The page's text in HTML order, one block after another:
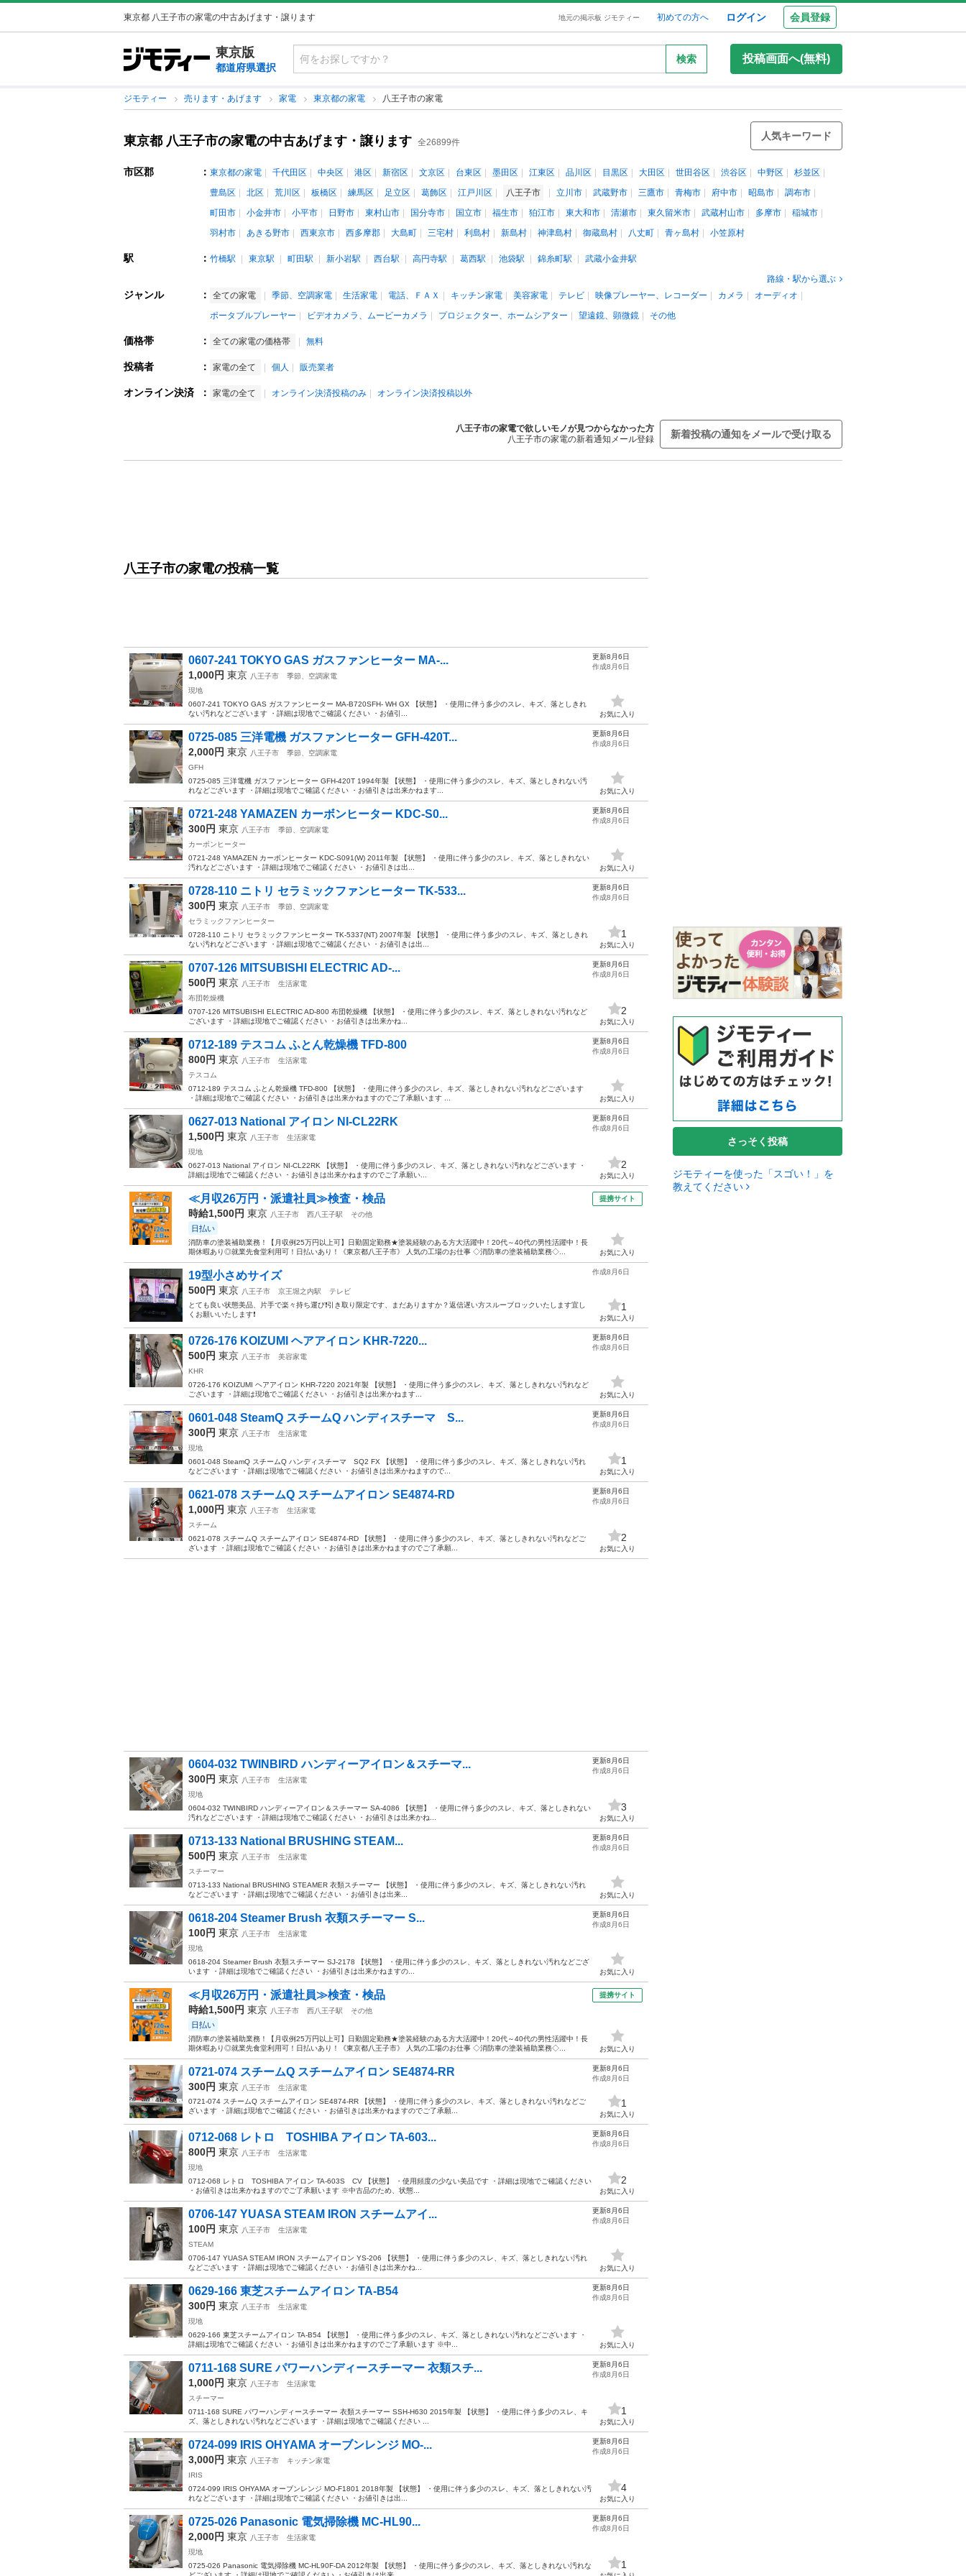
東京都 八王子市の家電の中古あげます・譲ります 地元の掲示板 ジモティー 初めての方へ ログイン 会員登録
東京版
都道府県選択
検索 投稿画面へ(無料)
ジモティー 売ります・あげます 家電 東京都の家電 八王子市の家電
東京都 八王子市の家電の中古あげます・譲ります 全26899件
人気キーワード
市区郡 ： 東京都の家電 千代田区 中央区 港区 新宿区 文京区 台東区 墨田区 江東区 品川区 目黒区 大田区 世田谷区 渋谷区 中野区
杉並区
豊島区
北区 荒川区 板橋区 練馬区 足立区 葛飾区 江戸川区 八王子市 立川市 武蔵野市 三鷹市 青梅市 府中市 昭島市
調布市
町田市
小金井市 小平市 日野市 東村山市 国分寺市 国立市 福生市 狛江市 東大和市 清瀬市 東久留米市 武蔵村山市 多摩市
稲城市
羽村市
あきる野市 西東京市 西多摩郡 大島町 三宅村 利島村 新島村 神津島村 御蔵島村 八丈町 青ヶ島村 小笠原村
駅 ： 竹橋駅 東京駅 町田駅 新小岩駅 西台駅 高円寺駅 葛西駅 池袋駅 錦糸町駅
武蔵小金井駅
路線・駅から選ぶ
ジャンル ： 全ての家電 季節、空調家電 生活家電 電話、ＦＡＸ キッチン家電 美容家電 テレビ 映像プレーヤー、レコーダー カメラ
オーディオ
ポータブルプレーヤー
ビデオカメラ、ムービーカメラ プロジェクター、ホームシアター 望遠鏡、顕微鏡 その他
価格帯 ： 全ての家電の価格帯 無料
投稿者 ： 家電の全て 個人 販売業者
オンライン決済 ： 家電の全て オンライン決済投稿のみ オンライン決済投稿以外
八王子市の家電で欲しいモノが見つからなかった方
八王子市の家電の新着通知メール登録
新着投稿の通知をメールで受け取る
八王子市の家電の投稿一覧
0607-241 TOKYO GAS ガスファンヒーター MA-...
1,000円 東京 八王子市
季節、空調家電
現地
0607-241 TOKYO GAS ガスファンヒーター MA-B720SFH- WH GX 【状態】 ・使用に伴う多少のスレ、キズ、落としきれ
ない汚れなどございます ・詳細は現地でご確認ください ・お値引...
更新8月6日
作成8月6日
お気に入り
0725-085 三洋電機 ガスファンヒーター GFH-420T...
2,000円 東京 八王子市
季節、空調家電
GFH
0725-085 三洋電機 ガスファンヒーター GFH-420T 1994年製 【状態】 ・使用に伴う多少のスレ、キズ、落としきれない汚
れなどございます ・詳細は現地でご確認ください ・お値引きは出来かねます...
更新8月6日
作成8月6日
お気に入り
0721-248 YAMAZEN カーボンヒーター KDC-S0...
300円 東京 八王子市
季節、空調家電
カーボンヒーター
0721-248 YAMAZEN カーボンヒーター KDC-S091(W) 2011年製 【状態】 ・使用に伴う多少のスレ、キズ、落としきれない
汚れなどございます ・詳細は現地でご確認ください ・お値引きは出...
更新8月6日
作成8月6日
お気に入り
0728-110 ニトリ セラミックファンヒーター TK-533...
300円 東京 八王子市
季節、空調家電
セラミックファンヒーター
0728-110 ニトリ セラミックファンヒーター TK-5337(NT) 2007年製 【状態】 ・使用に伴う多少のスレ、キズ、落としきれ
ない汚れなどございます ・詳細は現地でご確認ください ・お値引きは出...
更新8月6日
作成8月6日
1
お気に入り
0707-126 MITSUBISHI ELECTRIC AD-...
500円 東京 八王子市
生活家電
布団乾燥機
0707-126 MITSUBISHI ELECTRIC AD-800 布団乾燥機 【状態】 ・使用に伴う多少のスレ、キズ、落としきれない汚れなど
ございます ・詳細は現地でご確認ください ・お値引きは出来かね...
更新8月6日
作成8月6日
2
お気に入り
0712-189 テスコム ふとん乾燥機 TFD-800
800円 東京 八王子市
生活家電
テスコム
0712-189 テスコム ふとん乾燥機 TFD-800 【状態】 ・使用に伴う多少のスレ、キズ、落としきれない汚れなどございます
・詳細は現地でご確認ください ・お値引きは出来かねますのでご了承願います ...
更新8月6日
作成8月6日
お気に入り
0627-013 National アイロン NI-CL22RK
1,500円 東京 八王子市
生活家電
現地
0627-013 National アイロン NI-CL22RK 【状態】 ・使用に伴う多少のスレ、キズ、落としきれない汚れなどございます ・
詳細は現地でご確認ください ・お値引きは出来かねますのでご了承願い...
更新8月6日
作成8月6日
2
お気に入り
≪月収26万円・派遣社員≫検査・検品
時給1,500円 東京 八王子市 西八王子駅 その他
日払い
消防車の塗装補助業務！【月収例25万円以上可】日勤固定勤務★塗装経験のある方大活躍中！20代～40代の男性活躍中！長
期休暇あり◎就業先食堂利用可！日払いあり！《東京都八王子市》 人気の工場のお仕事 ◇消防車の塗装補助業務◇...
提携サイト
お気に入り
19型小さめサイズ
500円 東京 八王子市 京王堀之内駅
テレビ
とても良い状態美品、片手で楽々持ち運び❗️引き取り限定です、まだありますか？返信遅い方スルーブロックいたします宜し
くお願いいたします❗️
作成8月6日
1
お気に入り
0726-176 KOIZUMI ヘアアイロン KHR-7220...
500円 東京 八王子市
美容家電
KHR
0726-176 KOIZUMI ヘアアイロン KHR-7220 2021年製 【状態】 ・使用に伴う多少のスレ、キズ、落としきれない汚れなど
ございます ・詳細は現地でご確認ください ・お値引きは出来かねます...
更新8月6日
作成8月6日
お気に入り
0601-048 SteamQ スチームQ ハンディスチーマ S...
300円 東京 八王子市
生活家電
現地
0601-048 SteamQ スチームQ ハンディスチーマ SQ2 FX 【状態】 ・使用に伴う多少のスレ、キズ、落としきれない汚れ
などございます ・詳細は現地でご確認ください ・お値引きは出来かねますので...
更新8月6日
作成8月6日
1
お気に入り
0621-078 スチームQ スチームアイロン SE4874-RD
1,000円 東京 八王子市
生活家電
スチーム
0621-078 スチームQ スチームアイロン SE4874-RD 【状態】 ・使用に伴う多少のスレ、キズ、落としきれない汚れなどご
ざいます ・詳細は現地でご確認ください ・お値引きは出来かねますのでご了承願...
更新8月6日
作成8月6日
2
お気に入り
0604-032 TWINBIRD ハンディーアイロン＆スチーマ...
300円 東京 八王子市
生活家電
現地
0604-032 TWINBIRD ハンディーアイロン＆スチーマー SA-4086 【状態】 ・使用に伴う多少のスレ、キズ、落としきれない
汚れなどございます ・詳細は現地でご確認ください ・お値引きは出来かね...
更新8月6日
作成8月6日
3
お気に入り
0713-133 National BRUSHING STEAM...
500円 東京 八王子市
生活家電
スチーマー
0713-133 National BRUSHING STEAMER 衣類スチーマー 【状態】 ・使用に伴う多少のスレ、キズ、落としきれない汚れ
などございます ・詳細は現地でご確認ください ・お値引きは出来...
更新8月6日
作成8月6日
お気に入り
0618-204 Steamer Brush 衣類スチーマー S...
100円 東京 八王子市
生活家電
現地
0618-204 Steamer Brush 衣類スチーマー SJ-2178 【状態】 ・使用に伴う多少のスレ、キズ、落としきれない汚れなどござ
います ・詳細は現地でご確認ください ・お値引きは出来かねますの...
更新8月6日
作成8月6日
お気に入り
≪月収26万円・派遣社員≫検査・検品
時給1,500円 東京 八王子市 西八王子駅 その他
日払い
消防車の塗装補助業務！【月収例25万円以上可】日勤固定勤務★塗装経験のある方大活躍中！20代～40代の男性活躍中！長
期休暇あり◎就業先食堂利用可！日払いあり！《東京都八王子市》 人気の工場のお仕事 ◇消防車の塗装補助業務◇...
提携サイト
お気に入り
0721-074 スチームQ スチームアイロン SE4874-RR
300円 東京 八王子市
生活家電
0721-074 スチームQ スチームアイロン SE4874-RR 【状態】 ・使用に伴う多少のスレ、キズ、落としきれない汚れなどご
ざいます ・詳細は現地でご確認ください ・お値引きは出来かねますのでご了承願...
更新8月6日
作成8月6日
1
お気に入り
0712-068 レトロ TOSHIBA アイロン TA-603...
800円 東京 八王子市
生活家電
現地
0712-068 レトロ TOSHIBA アイロン TA-603S CV 【状態】 ・使用頻度の少ない美品です ・詳細は現地でご確認ください
・お値引きは出来かねますのでご了承願います ※中古品のため、状態...
更新8月6日
作成8月6日
2
お気に入り
0706-147 YUASA STEAM IRON スチームアイ...
100円 東京 八王子市
生活家電
STEAM
0706-147 YUASA STEAM IRON スチームアイロン YS-206 【状態】 ・使用に伴う多少のスレ、キズ、落としきれない汚れ
などございます ・詳細は現地でご確認ください ・お値引きは出来かね...
更新8月6日
作成8月6日
お気に入り
0629-166 東芝スチームアイロン TA-B54
300円 東京 八王子市
生活家電
現地
0629-166 東芝スチームアイロン TA-B54 【状態】 ・使用に伴う多少のスレ、キズ、落としきれない汚れなどございます ・
詳細は現地でご確認ください ・お値引きは出来かねますのでご了承願います ※中...
更新8月6日
作成8月6日
お気に入り
0711-168 SURE パワーハンディースチーマー 衣類スチ...
1,000円 東京 八王子市
生活家電
スチーマー
0711-168 SURE パワーハンディースチーマー 衣類スチーマー SSH-H630 2015年製 【状態】 ・使用に伴う多少のスレ、キ
ズ、落としきれない汚れなどございます ・詳細は現地でご確認ください ...
更新8月6日
作成8月6日
1
お気に入り
0724-099 IRIS OHYAMA オーブンレンジ MO-...
3,000円 東京 八王子市
キッチン家電
IRIS
0724-099 IRIS OHYAMA オーブンレンジ MO-F1801 2018年製 【状態】 ・使用に伴う多少のスレ、キズ、落としきれない汚
れなどございます ・詳細は現地でご確認ください ・お値引きは出...
更新8月6日
作成8月6日
4
お気に入り
0725-026 Panasonic 電気掃除機 MC-HL90...
2,000円 東京 八王子市
生活家電
現地
0725-026 Panasonic 電気掃除機 MC-HL90F-DA 2012年製 【状態】 ・使用に伴う多少のスレ、キズ、落としきれない汚れな
更新8月6日
作成8月6日
1
さっそく投稿
ジモティーを使った「スゴい！」を
教えてください